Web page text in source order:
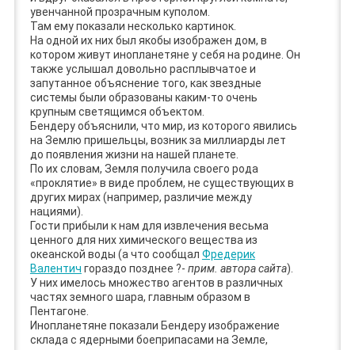
увенчанной прозрачным куполом.
Там ему показали несколько картинок.
На одной их них был якобы изображен дом, в
котором живут инопланетяне у себя на родине. Он
также услышал довольно расплывчатое и
запутанное объяснение того, как звездные
системы были образованы каким-то очень
крупным светящимся объектом.
Бендеру объяснили, что мир, из которого явились
на Землю пришельцы, возник за миллиарды лет
до появления жизни на нашей планете.
По их словам, Земля получила своего рода
«проклятие» в виде проблем, не существующих в
других мирах (например, различие между
нациями).
Гости прибыли к нам для извлечения весьма
ценного для них химического вещества из
океанской воды (а что сообщал Фредерик
Валентич гораздо позднее ?- прим. автора сайта).
У них имелось множество агентов в различных
частях земного шара, главным образом в
Пентагоне.
Инопланетяне показали Бендеру изображение
склада с ядерными боеприпасами на Земле,